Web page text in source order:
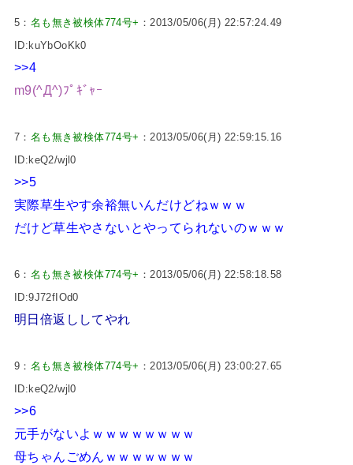
5： 名も無き被検体774号+ ：2013/05/06(月) 22:57:24.49
ID:kuYbOoKk0
>>4
m9(^Д^)ﾌﾟｷﾞｬｰ
7： 名も無き被検体774号+ ：2013/05/06(月) 22:59:15.16
ID:keQ2/wjl0
>>5
実際草生やす余裕無いんだけどねｗｗｗ
だけど草生やさないとやってられないのｗｗｗ
6： 名も無き被検体774号+ ：2013/05/06(月) 22:58:18.58
ID:9J72fIOd0
明日倍返ししてやれ
9： 名も無き被検体774号+ ：2013/05/06(月) 23:00:27.65
ID:keQ2/wjl0
>>6
元手がないよｗｗｗｗｗｗｗｗ
母ちゃんごめんｗｗｗｗｗｗｗ